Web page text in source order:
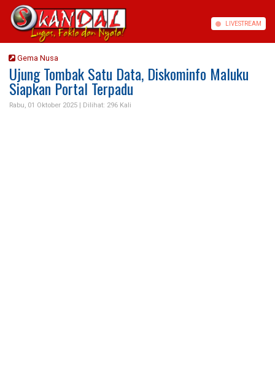
LIVESTREAM
Gema Nusa
Ujung Tombak Satu Data, Diskominfo Maluku
Siapkan Portal Terpadu
Rabu, 01 Oktober 2025 | Dilihat: 296 Kali